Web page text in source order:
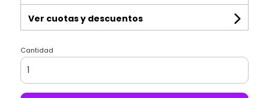
Ver cuotas y descuentos
Cantidad